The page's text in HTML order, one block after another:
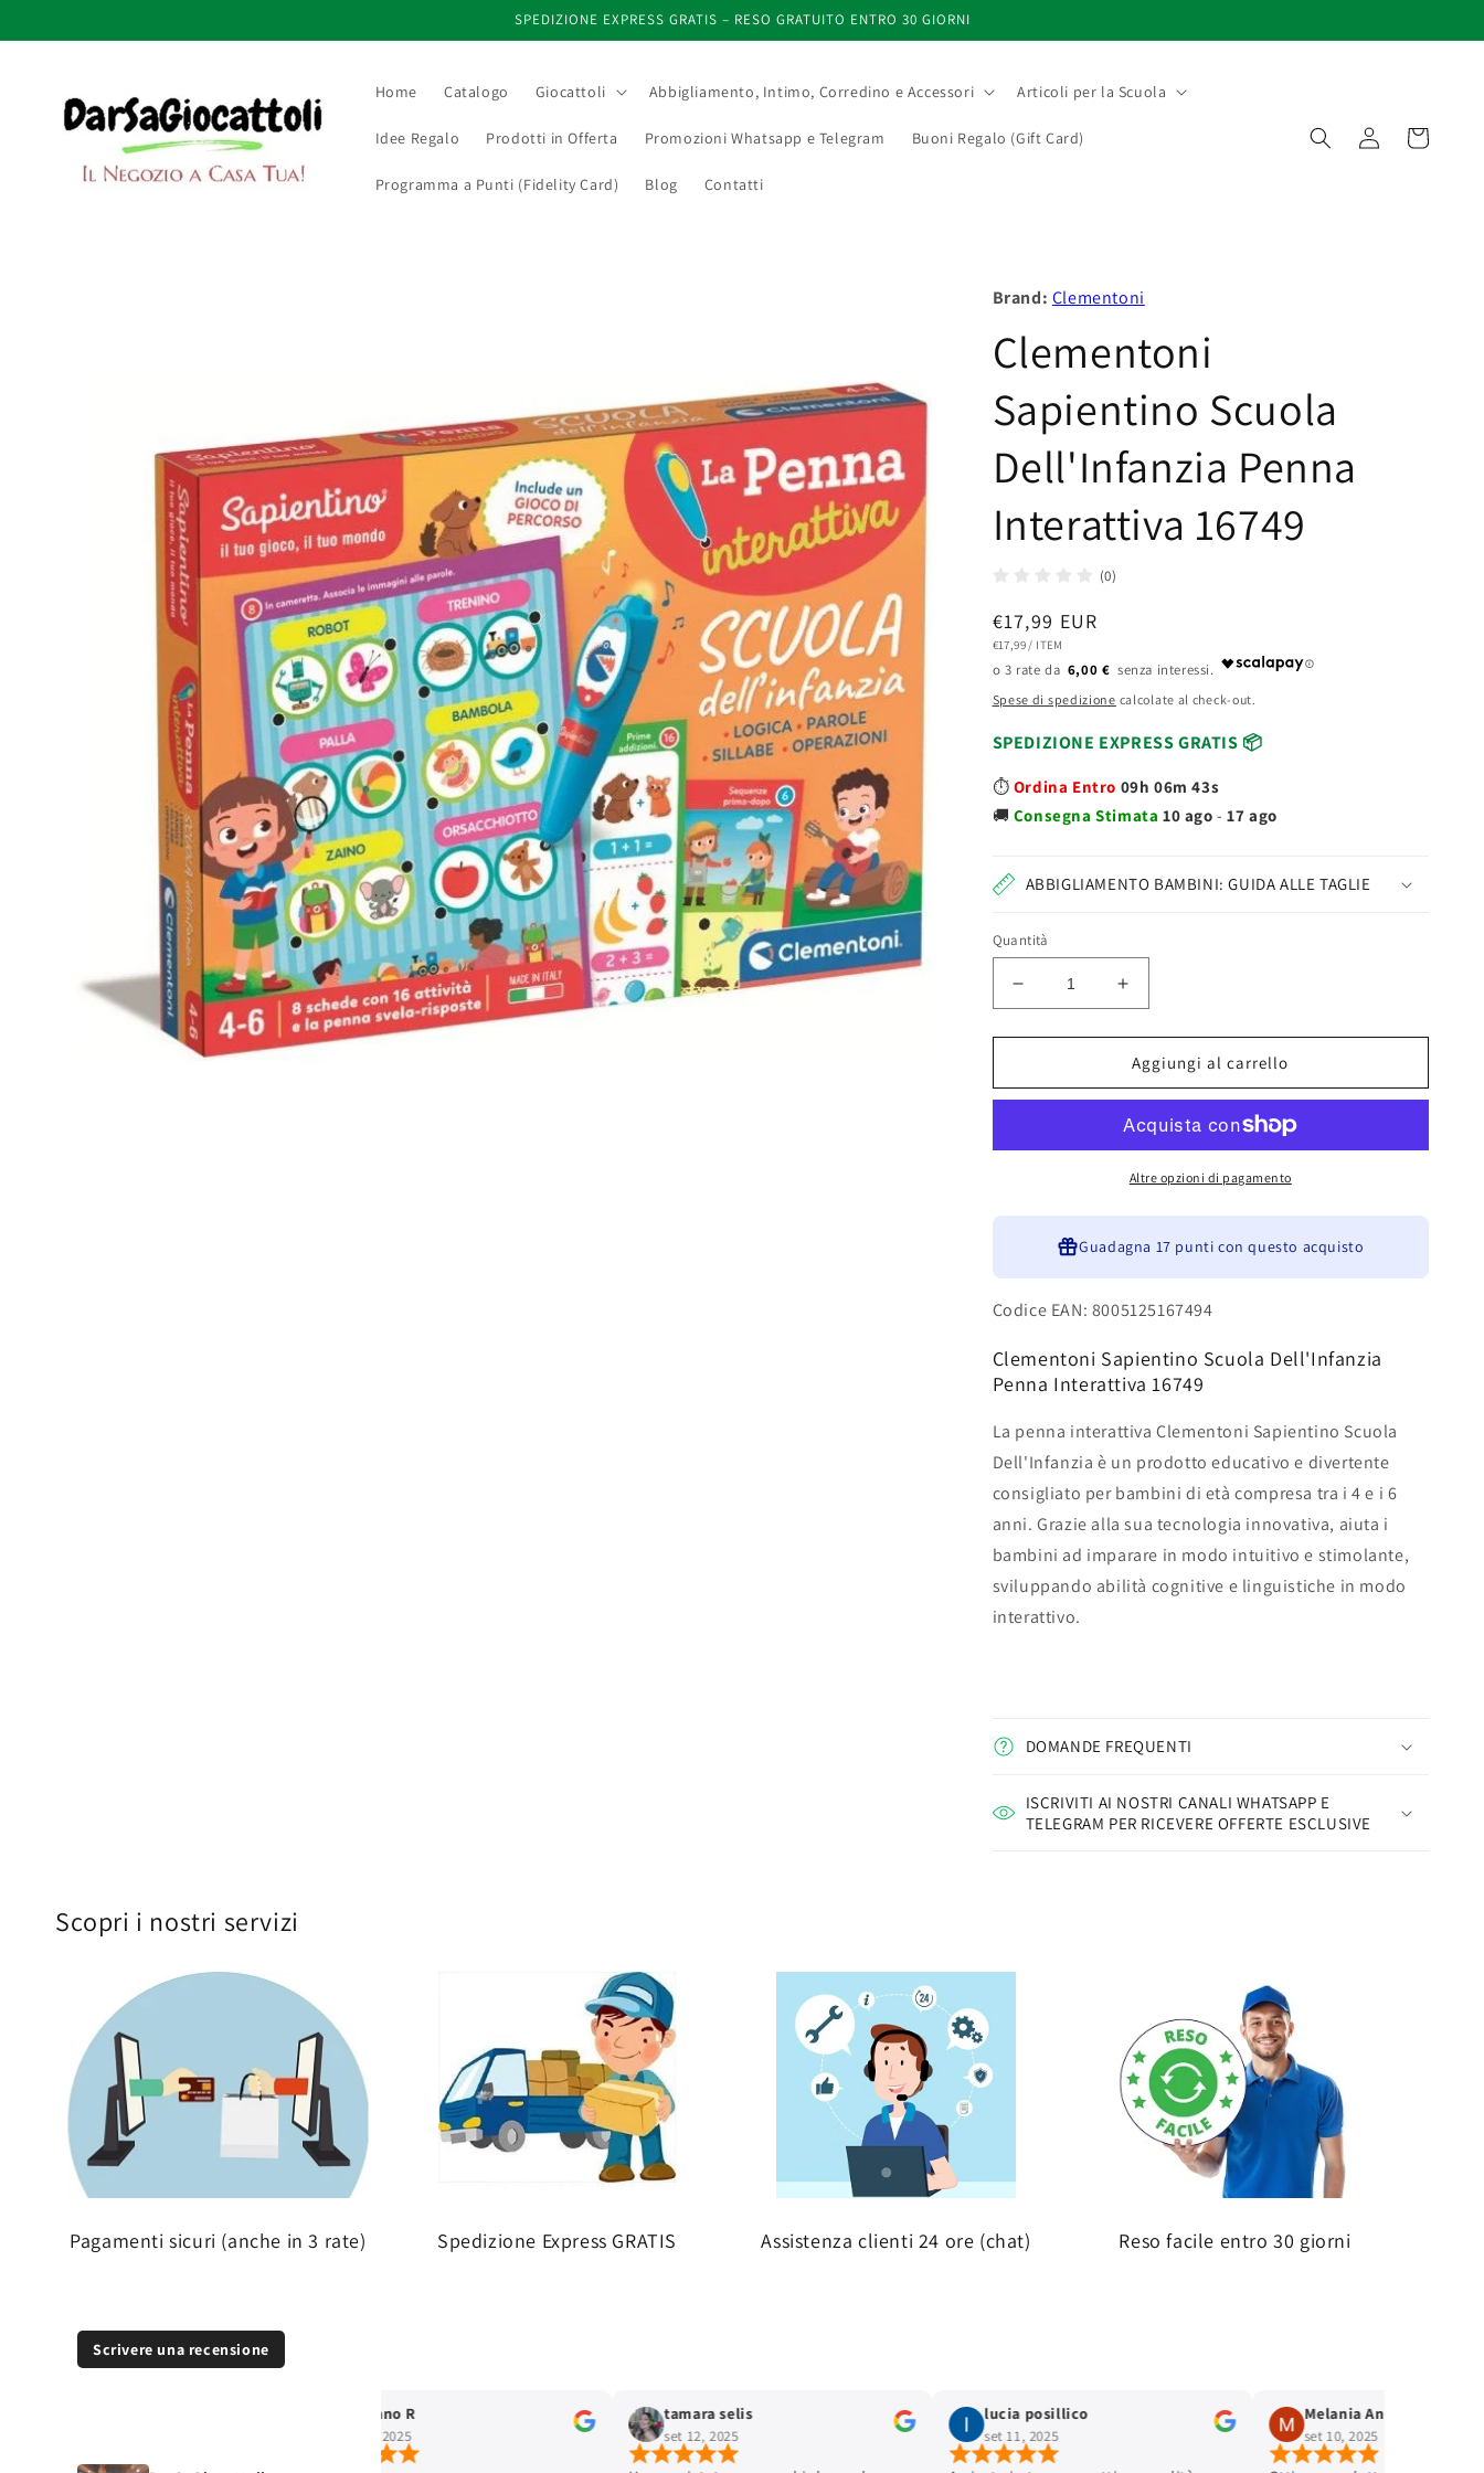
ai contenuti
SPEDIZIONE EXPRESS GRATIS – RESO GRATUITO ENTRO 30 GIORNI
Home Catalogo Giocattoli Abbigliamento, Intimo, Corredino e Accessori Articoli per la Scuola
Idee Regalo Prodotti in Offerta Promozioni Whatsapp e Telegram Buoni Regalo (Gift Card)
Programma a Punti (Fidelity Card) Blog Contatti
Accedi Carrello
Brand: Clementoni
Clementoni
Sapientino Scuola
Dell'Infanzia Penna
Interattiva 16749
(0)
Prezzo
di
listino
€17,99 EUR
PREZZO
€17,99/ PER
ITEM
6,00 €
Spese di spedizione calcolate al check-out.
SPEDIZIONE EXPRESS GRATIS 📦
⏱️ Ordina Entro 09h 06m 42s
🚚 Consegna Stimata10 ago -17 ago
ABBIGLIAMENTO BAMBINI: GUIDA ALLE TAGLIE
Quantità
Diminuisci
quantità
per
Sapientino
Dell&#39;Infanzia
Penna
Aumenta
quantità
per
Clementoni
Sapientino
Dell&#39;Infanzia
Penna
Interattiva
Aggiungi al carrello
Altre opzioni di pagamento
Guadagna 17 punti con questo acquisto
Codice EAN: 8005125167494
Clementoni Sapientino Scuola Dell'Infanzia
Penna Interattiva 16749
La penna interattiva Clementoni Sapientino Scuola
Dell'Infanzia è un prodotto educativo e divertente
consigliato per bambini di età compresa tra i 4 e i 6
anni. Grazie alla sua tecnologia innovativa, aiuta i
bambini ad imparare in modo intuitivo e stimolante,
sviluppando abilità cognitive e linguistiche in modo
interattivo.
DOMANDE FREQUENTI
ISCRIVITI AI NOSTRI CANALI WHATSAPP E
TELEGRAM PER RICEVERE OFFERTE ESCLUSIVE
Scopri i nostri servizi
Pagamenti sicuri (anche in 3 rate) Spedizione Express GRATIS Assistenza clienti 24 ore (chat) Reso facile entro 30 giorni
Scrivere una recensione
Stefano R
ott 4, 2025
tamara selis
set 12, 2025
lucia posillico
set 11, 2025 set 10, 2025